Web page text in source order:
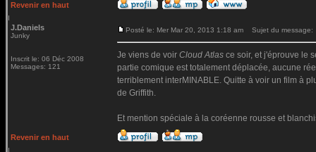
Revenir en haut
J.Daniels
Junky
Inscrit le: 06 Déc 2008
Messages: 121
Posté le: Mer Mar 20, 2013 1:18 am Sujet du message:
Je viens de voir Cloud Atlas ce soir, et j'éprouve le
partie comique est totalement déplacée, aucune
terriblement interMINABLE. Quitte à voir un film à
de Griffith.
Et mention spéciale à la coréenne rousse et
Revenir en haut